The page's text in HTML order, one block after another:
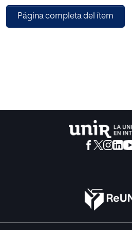
que se conciben como
a los principales autores de los
Página completa del ítem